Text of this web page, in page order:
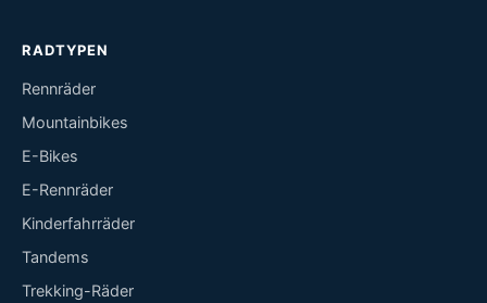
RADTYPEN
Rennräder
Mountainbikes
E-Bikes
E-Rennräder
Kinderfahrräder
Tandems
Trekking-Räder